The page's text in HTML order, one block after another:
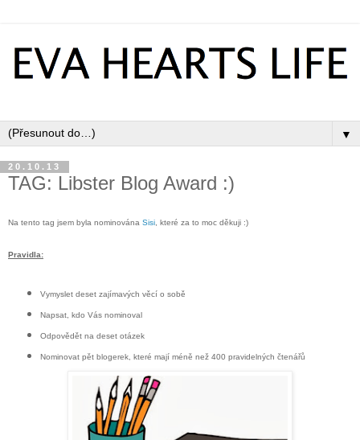
▼
20.10.13
TAG: Libster Blog Award :)
Na tento tag jsem byla nominována Sisi, které za to moc děkuji :)
Pravidla:
Vymyslet deset zajímavých věcí o sobě
Napsat, kdo Vás nominoval
Odpovědět na deset otázek
Nominovat pět blogerek, které mají méně než 400 pravidelných čtenářů